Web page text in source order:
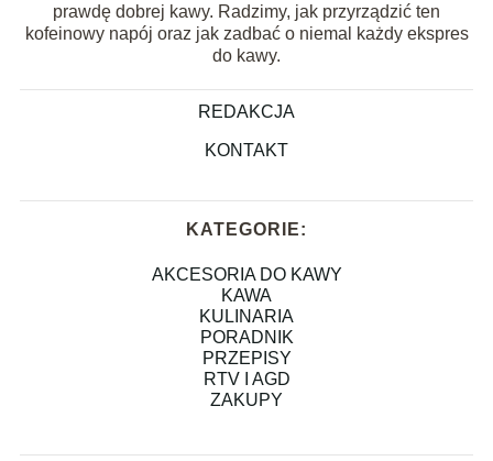
prawdę dobrej kawy. Radzimy, jak przyrządzić ten
kofeinowy napój oraz jak zadbać o niemal każdy ekspres
do kawy.
REDAKCJA
KONTAKT
KATEGORIE:
AKCESORIA DO KAWY
KAWA
KULINARIA
PORADNIK
PRZEPISY
RTV I AGD
ZAKUPY